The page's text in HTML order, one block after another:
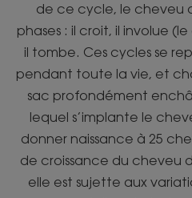
de ce cycle, le cheveu
phases : il croit, il involue
il tombe. Ces cycles se
pendant toute la vie, et
sac profondément
lequel s’implante le
donner naissance à 25
de croissance du cheveu
elle est sujette aux